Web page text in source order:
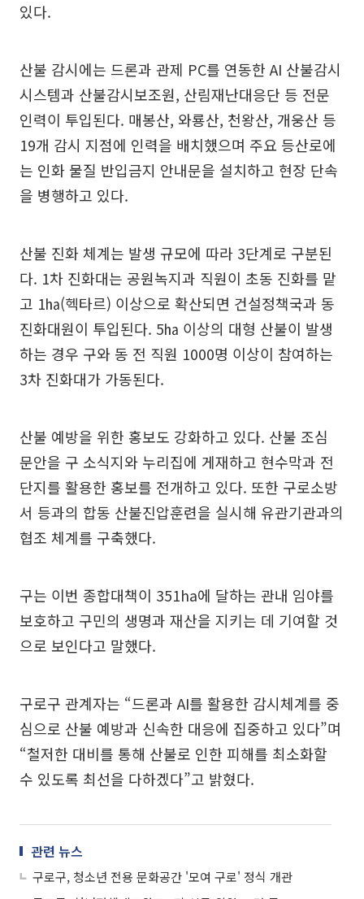
있다.
산불 감시에는 드론과 관제 PC를 연동한 AI 산불감시
시스템과 산불감시보조원, 산림재난대응단 등 전문
인력이 투입된다. 매봉산, 와룡산, 천왕산, 개웅산 등
19개 감시 지점에 인력을 배치했으며 주요 등산로에
는 인화 물질 반입금지 안내문을 설치하고 현장 단속
을 병행하고 있다.
산불 진화 체계는 발생 규모에 따라 3단계로 구분된
다. 1차 진화대는 공원녹지과 직원이 초동 진화를 맡
고 1㏊(헥타르) 이상으로 확산되면 건설정책국과 동
진화대원이 투입된다. 5㏊ 이상의 대형 산불이 발생
하는 경우 구와 동 전 직원 1000명 이상이 참여하는
3차 진화대가 가동된다.
산불 예방을 위한 홍보도 강화하고 있다. 산불 조심
문안을 구 소식지와 누리집에 게재하고 현수막과 전
단지를 활용한 홍보를 전개하고 있다. 또한 구로소방
서 등과의 합동 산불진압훈련을 실시해 유관기관과의
협조 체계를 구축했다.
구는 이번 종합대책이 351ha에 달하는 관내 임야를
보호하고 구민의 생명과 재산을 지키는 데 기여할 것
으로 보인다고 말했다.
구로구 관계자는 “드론과 AI를 활용한 감시체계를 중
심으로 산불 예방과 신속한 대응에 집중하고 있다”며
“철저한 대비를 통해 산불로 인한 피해를 최소화할
수 있도록 최선을 다하겠다”고 밝혔다.
관련 뉴스
구로구, 청소년 전용 문화공간 '모여 구로' 정식 개관